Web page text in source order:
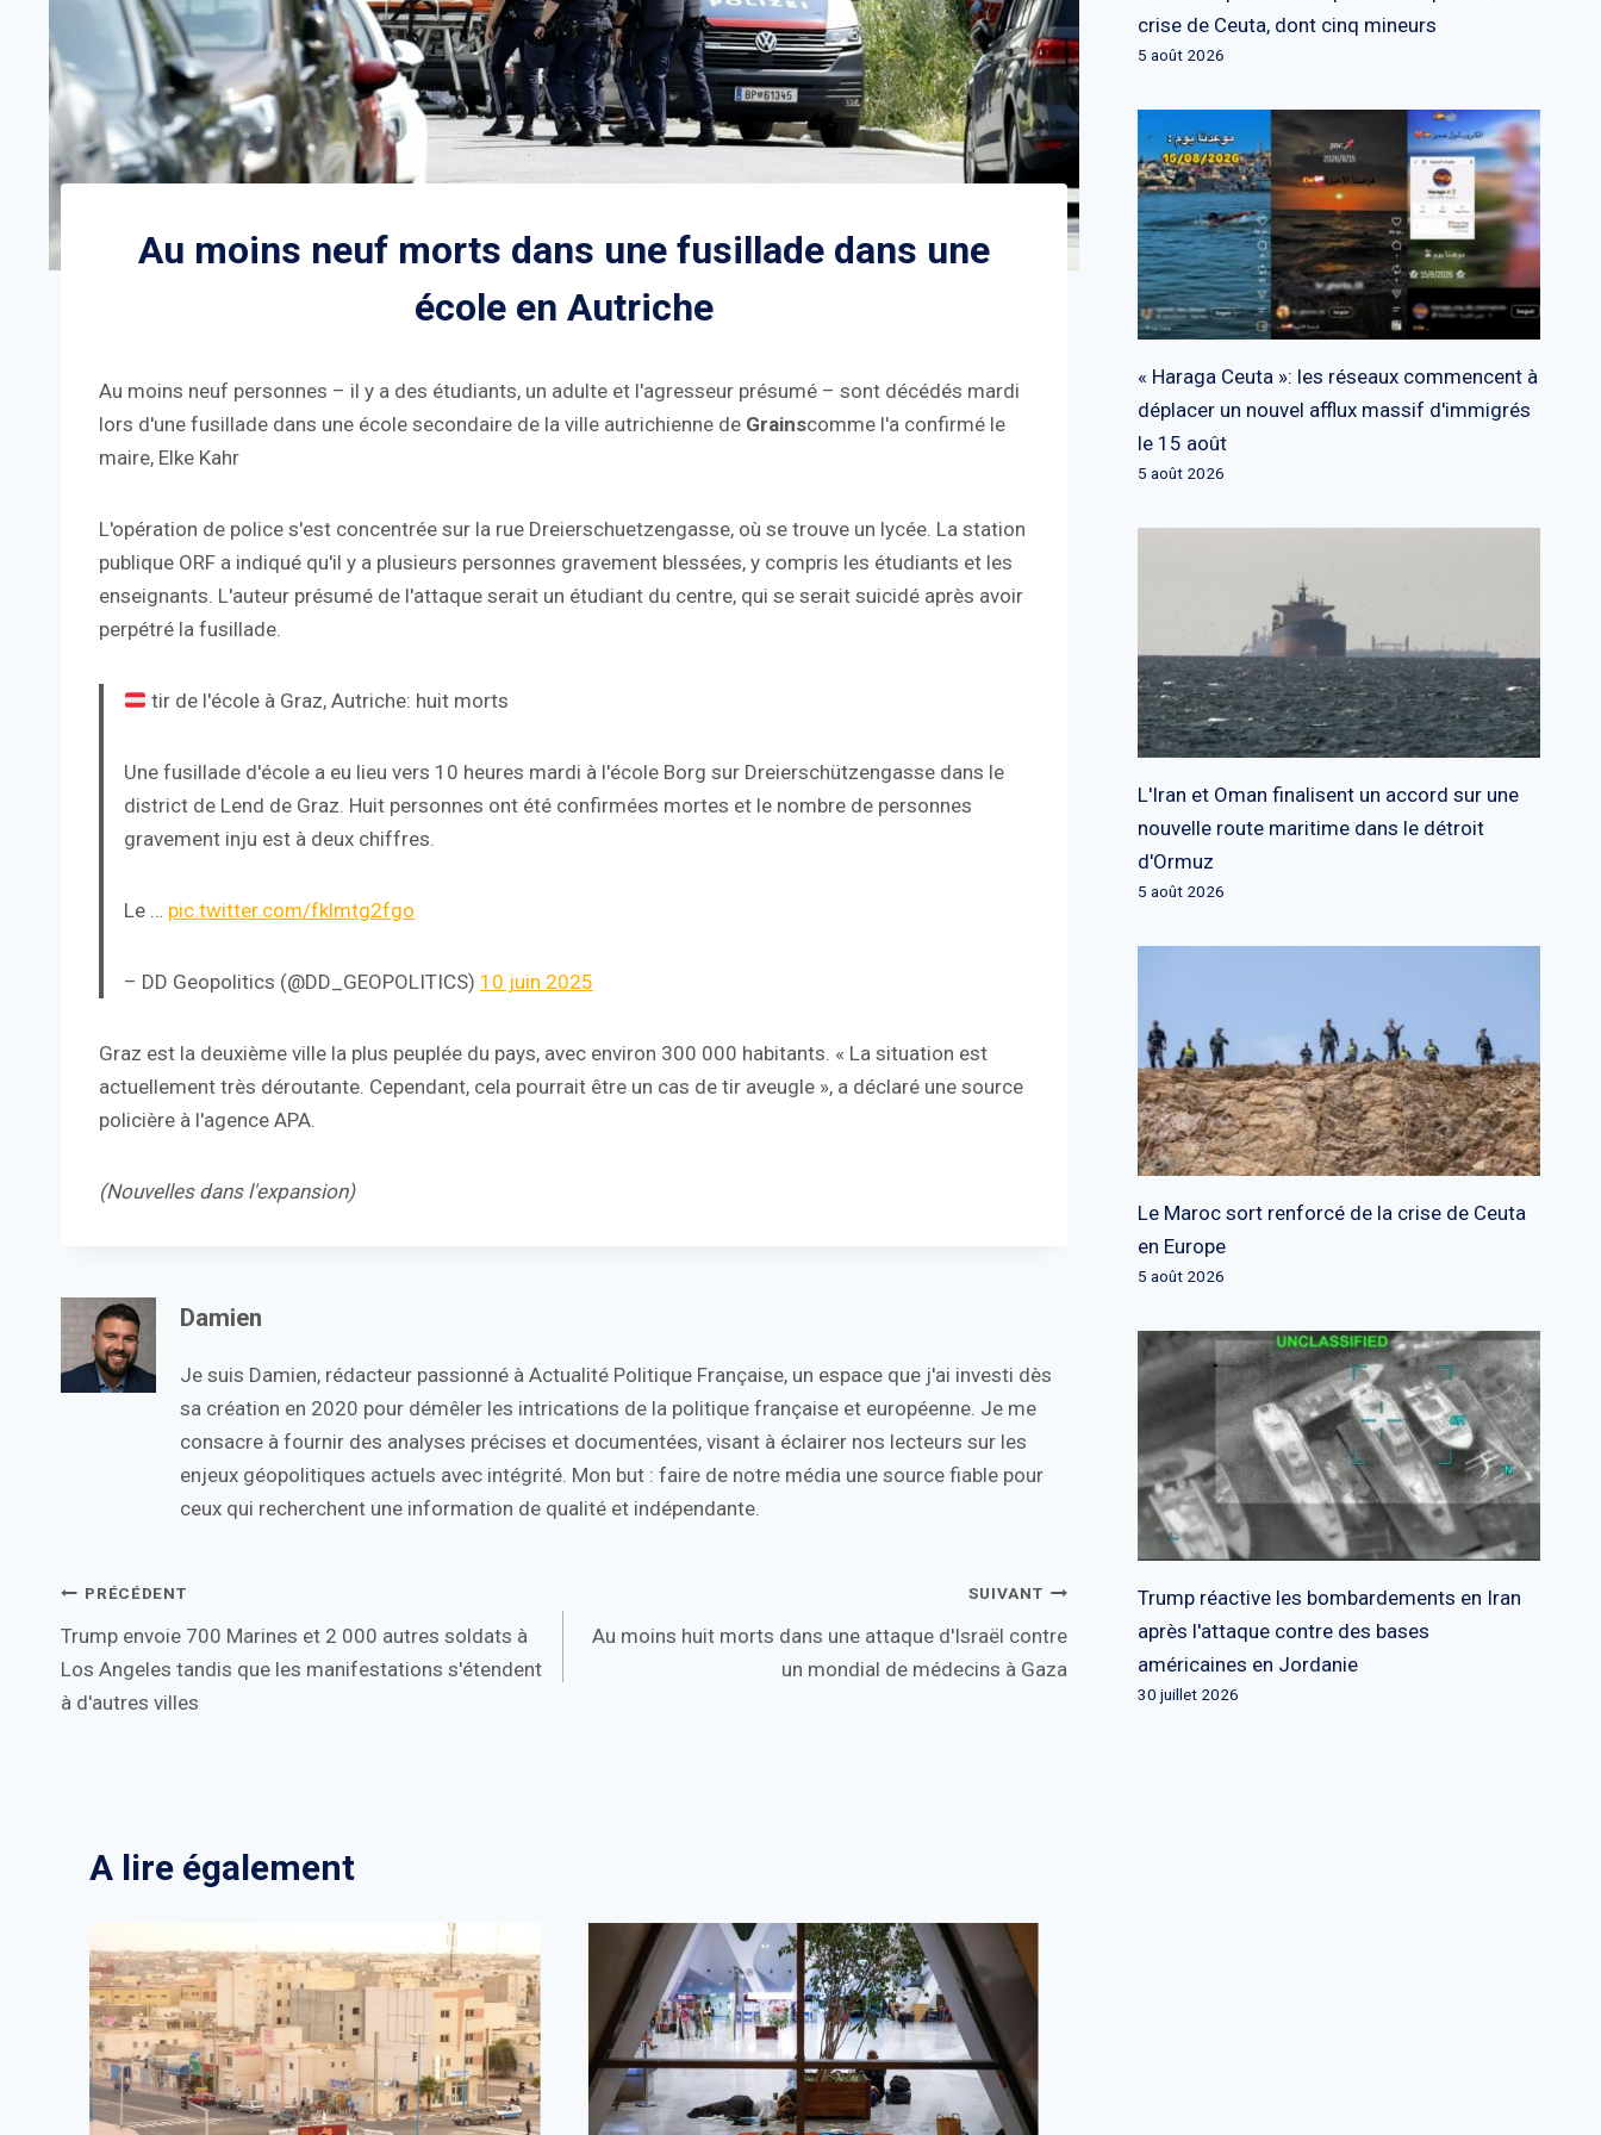
Au moins neuf morts dans une fusillade dans une
école en Autriche
Au moins neuf personnes – il y a des étudiants, un adulte et l'agresseur présumé – sont décédés mardi
lors d'une fusillade dans une école secondaire de la ville autrichienne de Grainscomme l'a confirmé le
maire, Elke Kahr
L'opération de police s'est concentrée sur la rue Dreierschuetzengasse, où se trouve un lycée. La station
publique ORF a indiqué qu'il y a plusieurs personnes gravement blessées, y compris les étudiants et les
enseignants. L'auteur présumé de l'attaque serait un étudiant du centre, qui se serait suicidé après avoir
perpétré la fusillade.
tir de l'école à Graz, Autriche: huit morts
Une fusillade d'école a eu lieu vers 10 heures mardi à l'école Borg sur Dreierschützengasse dans le
district de Lend de Graz. Huit personnes ont été confirmées mortes et le nombre de personnes
gravement inju est à deux chiffres.
Le … pic.twitter.com/fklmtg2fgo
– DD Geopolitics (@DD_GEOPOLITICS) 10 juin 2025
Graz est la deuxième ville la plus peuplée du pays, avec environ 300 000 habitants. « La situation est
actuellement très déroutante. Cependant, cela pourrait être un cas de tir aveugle », a déclaré une source
policière à l'agence APA.
(Nouvelles dans l'expansion)
Damien
Je suis Damien, rédacteur passionné à Actualité Politique Française, un espace que j'ai investi dès
sa création en 2020 pour démêler les intrications de la politique française et européenne. Je me
consacre à fournir des analyses précises et documentées, visant à éclairer nos lecteurs sur les
enjeux géopolitiques actuels avec intégrité. Mon but : faire de notre média une source fiable pour
ceux qui recherchent une information de qualité et indépendante.
Navigation
de
l’article
PRÉCÉDENT
Trump envoie 700 Marines et 2 000 autres soldats à
Los Angeles tandis que les manifestations s'étendent
à d'autres villes
SUIVANT
Au moins huit morts dans une attaque d'Israël contre
un mondial de médecins à Gaza
A lire également
crise de Ceuta, dont cinq mineurs
5 août 2026
« Haraga Ceuta »: les réseaux commencent à
déplacer un nouvel afflux massif d'immigrés
le 15 août
5 août 2026
L'Iran et Oman finalisent un accord sur une
nouvelle route maritime dans le détroit
d'Ormuz
5 août 2026
Le Maroc sort renforcé de la crise de Ceuta
en Europe
5 août 2026
Trump réactive les bombardements en Iran
après l'attaque contre des bases
américaines en Jordanie
30 juillet 2026